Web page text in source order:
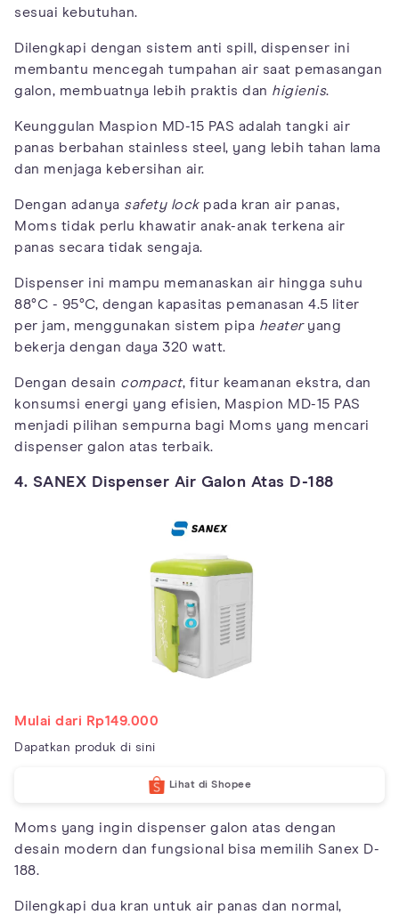
sesuai kebutuhan.
Dilengkapi dengan sistem anti spill, dispenser ini
membantu mencegah tumpahan air saat pemasangan
galon, membuatnya lebih praktis dan higienis.
Keunggulan Maspion MD-15 PAS adalah tangki air
panas berbahan stainless steel, yang lebih tahan lama
dan menjaga kebersihan air.
Dengan adanya safety lockpada kran air panas,
Moms tidak perlu khawatir anak-anak terkena air
panas secara tidak sengaja.
Dispenser ini mampu memanaskan air hingga suhu
88°C - 95°C, dengan kapasitas pemanasan 4.5 liter
per jam, menggunakan sistem pipa heateryang
bekerja dengan daya 320 watt.
Dengan desain compact, fitur keamanan ekstra, dan
konsumsi energi yang efisien, Maspion MD-15 PAS
menjadi pilihan sempurna bagi Moms yang mencari
dispenser galon atas terbaik.
4. SANEX Dispenser Air Galon Atas D-188
Mulai dari Rp149.000
Dapatkan produk di sini
Lihat di Shopee
Moms yang ingin dispenser galon atas dengan
desain modern dan fungsional bisa memilih Sanex D-
188.
Dilengkapi dua kran untuk air panas dan normal,